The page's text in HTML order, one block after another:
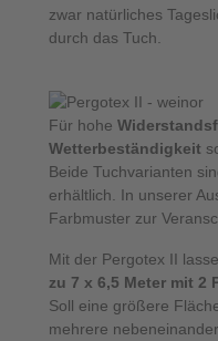
zwar natürliches
durch das Tuch.
Für hohe
Wetterbeständigkeit
Beide Tuchvarianten
erhältlich. In unserer
Farbmuster zur
Mit der Pergotex II
zu 7 x 6,5 Meter mit 2
Soll eine größere
mehrere